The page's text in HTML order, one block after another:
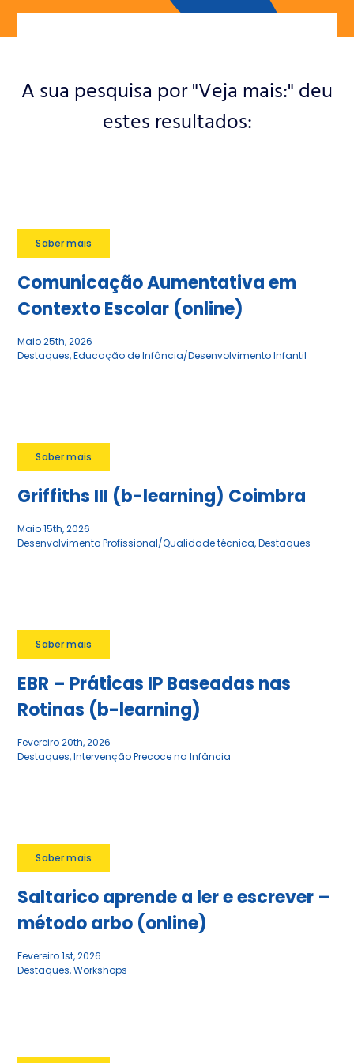
Apoie a ANIP
A sua pesquisa por "Veja mais:" deu
estes resultados:
Saber mais
Comunicação Aumentativa em
Contexto Escolar (online)
Maio 25th, 2026
Destaques,Educação de Infância/Desenvolvimento Infantil
Saber mais
Griffiths III (b-learning) Coimbra
Maio 15th, 2026
Desenvolvimento Profissional/Qualidade técnica,Destaques
Saber mais
EBR – Práticas IP Baseadas nas
Rotinas (b-learning)
Fevereiro 20th, 2026
Destaques,Intervenção Precoce na Infância
Saber mais
Saltarico aprende a ler e escrever –
método arbo (online)
Fevereiro 1st, 2026
Destaques,Workshops